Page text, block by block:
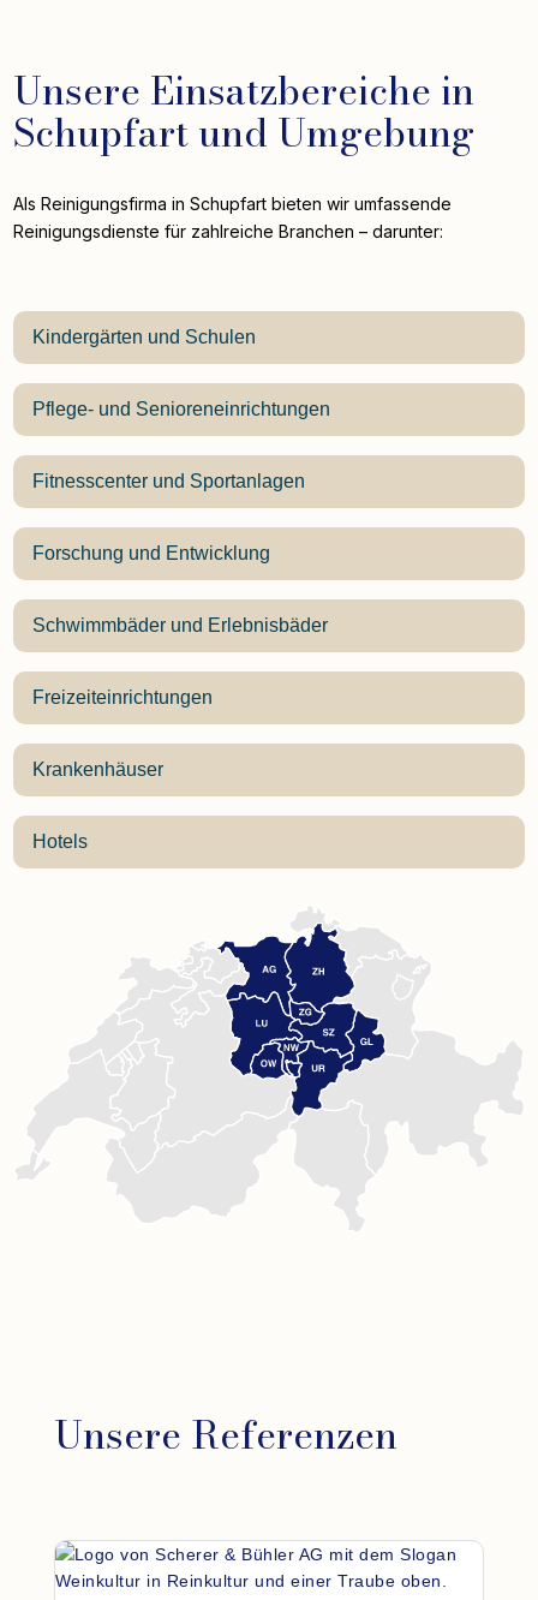
Unsere Einsatzbereiche in
Schupfart und Umgebung
Als Reinigungsfirma in Schupfart bieten wir umfassende
Reinigungsdienste für zahlreiche Branchen – darunter:
Kindergärten und Schulen
Pflege- und Senioreneinrichtungen
Fitnesscenter und Sportanlagen
Forschung und Entwicklung
Schwimmbäder und Erlebnisbäder
Freizeiteinrichtungen
Krankenhäuser
Hotels
Unsere Referenzen